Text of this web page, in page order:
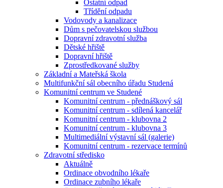
Ostatní odpad
Třídění odpadu
Vodovody a kanalizace
Dům s pečovatelskou službou
Dopravní zdravotní služba
Dětské hřiště
Dopravní hřiště
Zprostředkované služby
Základní a Mateřská škola
Multifunkční sál obecního úřadu Studená
Komunitní centrum ve Studené
Komunitní centrum - přednáškový sál
Komunitní centrum - sdílená kancelář
Komunitní centrum - klubovna 2
Komunitní centrum - klubovna 3
Multimediální výstavní sál (galerie)
Komunitní centrum - rezervace termínů
Zdravotní středisko
Aktuálně
Ordinace obvodního lékaře
Ordinace zubního lékaře